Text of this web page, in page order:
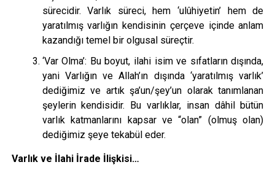
sürecidir. Varlık süreci, hem ‘ulûhiyetin’ hem de
yaratılmış varlığın kendisinin çerçeve içinde anlam
kazandığı temel bir olgusal süreçtir.
‘Var Olma’: Bu boyut, ilahi isim ve sıfatların dışında,
yani Varlığın ve Allah’ın dışında ‘yaratılmış varlık’
dediğimiz ve artık şa’un/şey’un olarak tanımlanan
şeylerin kendisidir. Bu varlıklar, insan dâhil bütün
varlık katmanlarını kapsar ve “olan” (olmuş olan)
dediğimiz şeye tekabül eder.
Varlık ve İlahi İrade İlişkisi…